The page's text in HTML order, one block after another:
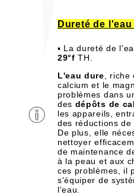
Dureté de l'eau
▪ La dureté de
29°f TH.
L'eau dure ,
calcium et le
problèmes dans
des dépôts de
les appareils,
des réductions de
De plus, elle
nettoyer
de maintenance
à la peau et aux
ces problèmes, il
s'équiper de
l'eau.